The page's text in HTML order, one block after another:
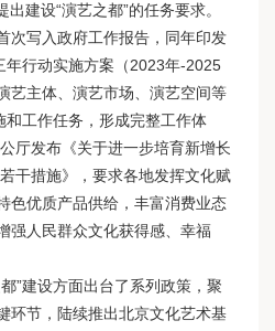
建设“演艺之都”的任务要求。
次写入政府工作报告，同年印发
年行动实施方案（2023年-2025
艺主体、演艺市场、演艺空间等
工作任务，形成完整工作体
厅发布《关于进一步培育新增长
干措施》，要求各地发挥文化赋
色优质产品供给，丰富消费业态
强人民群众文化获得感、幸福
”建设方面出台了系列政策，聚
环节，陆续推出北京文化艺术基